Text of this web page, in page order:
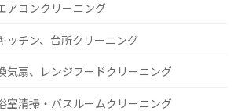
アコンクリーニング
ッチン、台所クリーニング
気扇、レンジフードクリーニング
室清掃・バスルームクリーニング